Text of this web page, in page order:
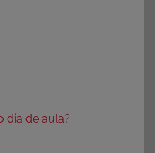
dia de aula?